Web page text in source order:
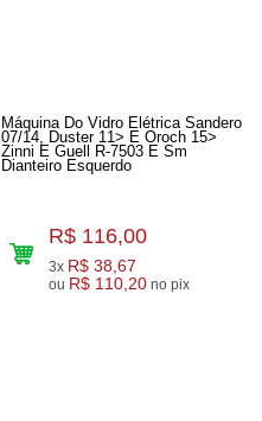
Máquina Do Vidro Elétrica Sandero
07/14, Duster 11> E Oroch 15>
Zinni E Guell R-7503 E Sm
Dianteiro Esquerdo
R$ 116,00
3x R$ 38,67
ou R$ 110,20 no pix